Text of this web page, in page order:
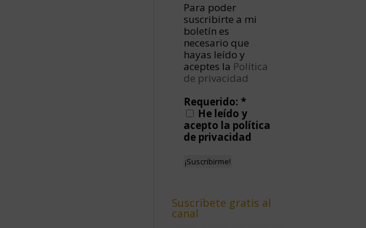
Para poder
suscribirte a mi
boletín es
necesario que
hayas leído y
aceptes la Política
de privacidad
Requerido:*
He leído y
acepto la política
de privacidad
Suscríbete gratis al
canal